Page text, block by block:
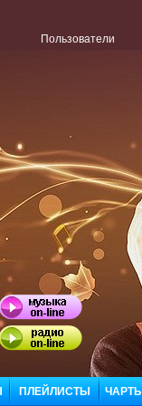
Пользователи
ПЛЕЙЛИСТЫ ЧАРТЫ